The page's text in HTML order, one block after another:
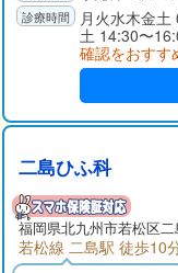
相談下さい。月火水木金
土 14:30〜
確認をおすす
二島ひふ科
福岡県北九州市若松区二
若松線 二島駅 徒歩10